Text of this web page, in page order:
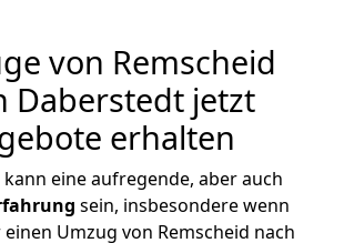
von Remscheid
Daberstedt jetzt
erhalten
kann eine aufregende, aber auch
sein, insbesondere wenn
Umzug von Remscheid nach